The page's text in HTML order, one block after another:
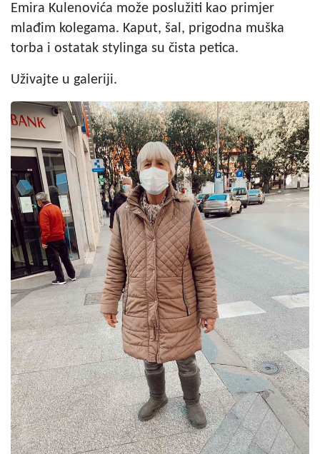
Emira Kulenovića može poslužiti kao primjer
mlađim kolegama. Kaput, šal, prigodna muška
torba i ostatak stylinga su čista petica.
Uživajte u galeriji.